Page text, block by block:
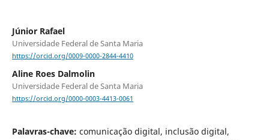
Júnior Rafael
Universidade Federal de Santa Maria
https://orcid.org/0009-0000-2844-4410
Aline Roes Dalmolin
Universidade Federal de Santa Maria
https://orcid.org/0000-0003-4413-0061
Palavras-chave: comunicação digital, inclusão digital,